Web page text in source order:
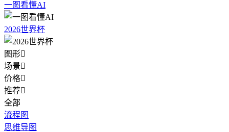
一图看懂AI
2026世界杯
图形
场景
价格
推荐
全部
流程图
思维导图